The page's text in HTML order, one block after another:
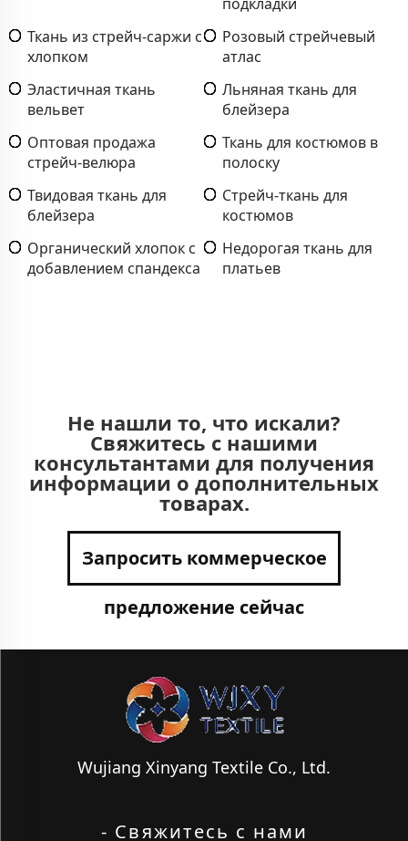
Ткань из стрейч-саржи с
хлопком
Розовый стрейчевый
атлас
Эластичная ткань
вельвет
Льняная ткань для
блейзера
Оптовая продажа
стрейч-велюра
Ткань для костюмов в
полоску
Твидовая ткань для
блейзера
Стрейч-ткань для
костюмов
Органический хлопок с
добавлением спандекса
Недорогая ткань для
платьев
Не нашли то, что искали?
Свяжитесь с нашими
консультантами для получения
информации о дополнительных
товарах.
Запросить коммерческое
предложение сейчас
Wujiang Xinyang Textile Co., Ltd.
- Свяжитесь с нами